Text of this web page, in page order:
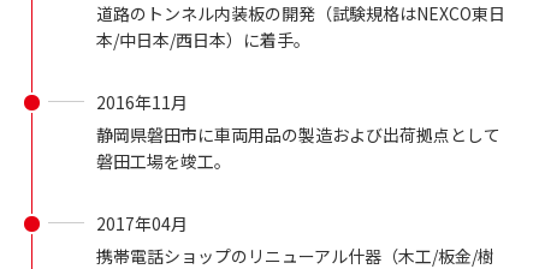
道路のトンネル内装板の開発（試験規格はNEXCO東日
本/中日本/西日本）に着手。
2016年11月
静岡県磐田市に車両用品の製造および出荷拠点として
磐田工場を竣工。
2017年04月
携帯電話ショップのリニューアル什器（木工/板金/樹